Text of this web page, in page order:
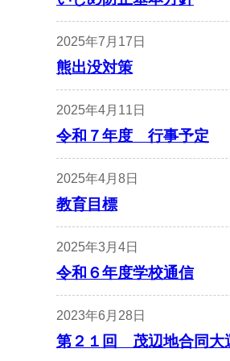
2025年7月17日
熊出没対策
2025年4月11日
令和７年度 行事予定
2025年4月8日
教育目標
2025年3月4日
令和６年度学校通信
2023年6月28日
第２１回 茂辺地合同大